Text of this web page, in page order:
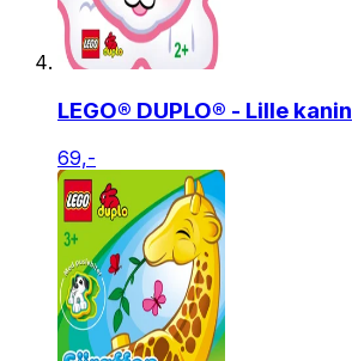
LEGO® DUPLO® - Lille kanin
69,-